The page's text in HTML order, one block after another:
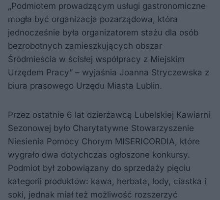
„Podmiotem prowadzącym usługi gastronomiczne
mogła być organizacja pozarządowa, która
jednocześnie była organizatorem stażu dla osób
bezrobotnych zamieszkujących obszar
Śródmieścia w ścisłej współpracy z Miejskim
Urzędem Pracy” – wyjaśnia Joanna Stryczewska z
biura prasowego Urzędu Miasta Lublin.
Przez ostatnie 6 lat dzierżawcą Lubelskiej Kawiarni
Sezonowej było Charytatywne Stowarzyszenie
Niesienia Pomocy Chorym MISERICORDIA, które
wygrało dwa dotychczas ogłoszone konkursy.
Podmiot był zobowiązany do sprzedaży pięciu
kategorii produktów: kawa, herbata, lody, ciastka i
soki, jednak miał też możliwość rozszerzyć